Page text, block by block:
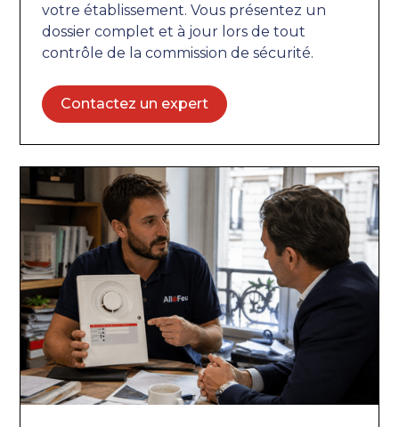
votre établissement. Vous présentez un
dossier complet et à jour lors de tout
contrôle de la commission de sécurité.
Contactez un expert